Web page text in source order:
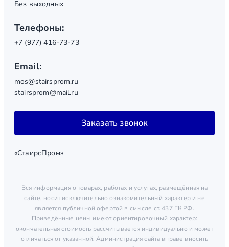
Без выходных
Телефоны:
+7 (977) 416-73-73
Email:
mos@stairsprom.ru
stairsprom@mail.ru
Заказать звонок
«СтаирсПром»
Вся информация о товарах, работах и услугах, размещённая на
сайте, носит исключительно ознакомительный характер и не
является публичной офертой в смысле ст. 437 ГК РФ.
Приведённые цены имеют ориентировочный характер:
окончательная стоимость рассчитывается индивидуально и может
отличаться от указанной. Администрация сайта вправе вносить